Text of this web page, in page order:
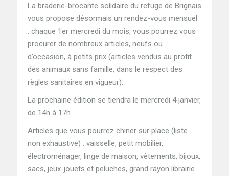
La braderie-brocante solidaire du refuge de Brignais
vous propose désormais un rendez-vous mensuel
: chaque 1er mercredi du mois, vous pourrez vous
procurer de nombreux articles, neufs ou
d’occasion, à petits prix (articles vendus au profit
des animaux sans famille, dans le respect des
règles sanitaires en vigueur).
La prochaine édition se tiendra le mercredi 4 janvier,
de 14h à 17h.
Articles que vous pourrez chiner sur place (liste
non exhaustive) : vaisselle, petit mobilier,
électroménager, linge de maison, vêtements, bijoux,
sacs, jeux-jouets et peluches, grand rayon librairie